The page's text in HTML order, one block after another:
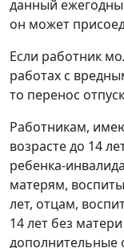
данный
он может
Если работник
работах с
то перенос
Работникам,
возрасте до 14
ребенка-
матерям,
лет, отцам,
14 лет без
дополнительные